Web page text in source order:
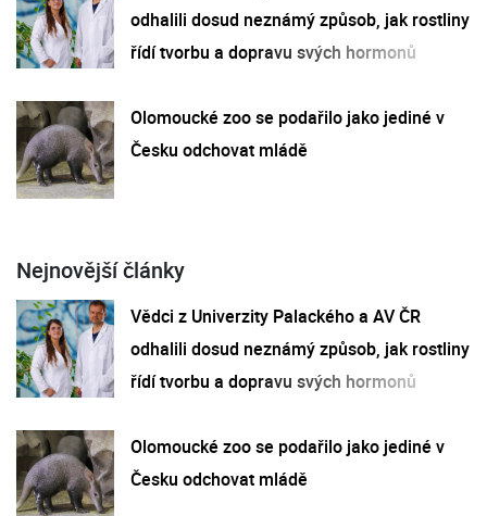
odhalili dosud neznámý způsob, jak rostliny
řídí tvorbu a dopravu svých hormonů
Olomoucké zoo se podařilo jako jediné v
Česku odchovat mládě
Nejnovější články
Vědci z Univerzity Palackého a AV ČR
odhalili dosud neznámý způsob, jak rostliny
řídí tvorbu a dopravu svých hormonů
Olomoucké zoo se podařilo jako jediné v
Česku odchovat mládě